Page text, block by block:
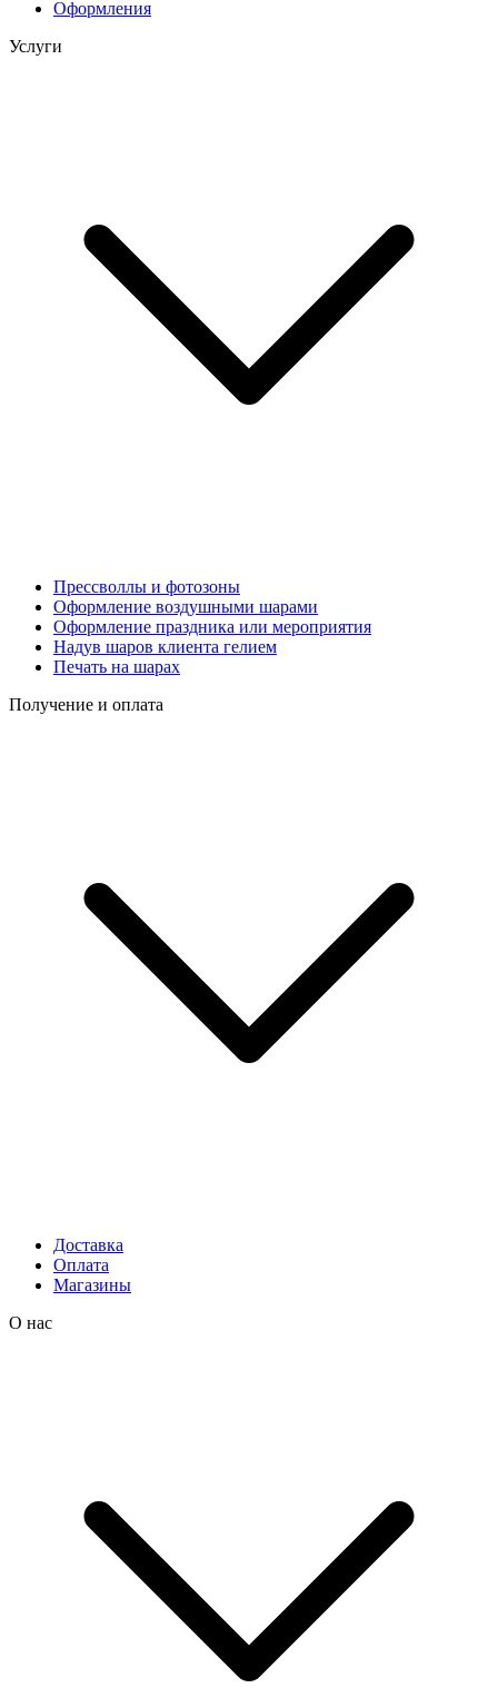
Оформления
Услуги
Прессволлы и фотозоны
Оформление воздушными шарами
Оформление праздника или мероприятия
Надув шаров клиента гелием
Печать на шарах
Получение и оплата
Доставка
Оплата
Магазины
О нас